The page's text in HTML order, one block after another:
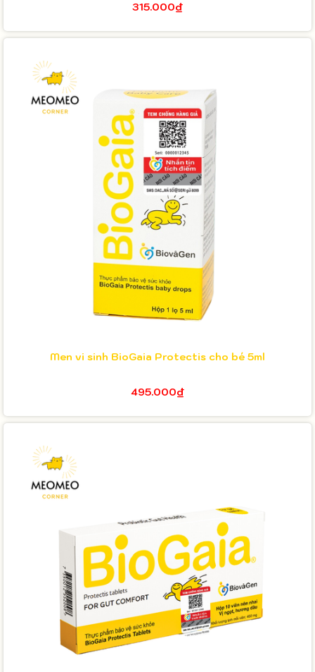
315.000₫
Men vi sinh BioGaia Protectis cho bé 5ml
495.000₫